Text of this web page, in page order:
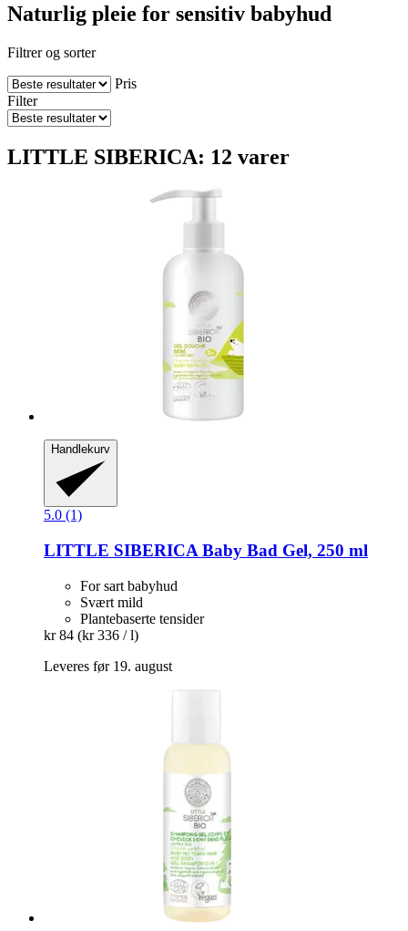
Naturlig pleie for sensitiv babyhud
Filtrer og sorter
Pris
Filter
LITTLE SIBERICA: 12 varer
Handlekurv
5.0 (1)
LITTLE SIBERICA Baby Bad Gel, 250 ml
For sart babyhud
Svært mild
Plantebaserte tensider
kr 84 (kr 336 / l)
Leveres før 19. august